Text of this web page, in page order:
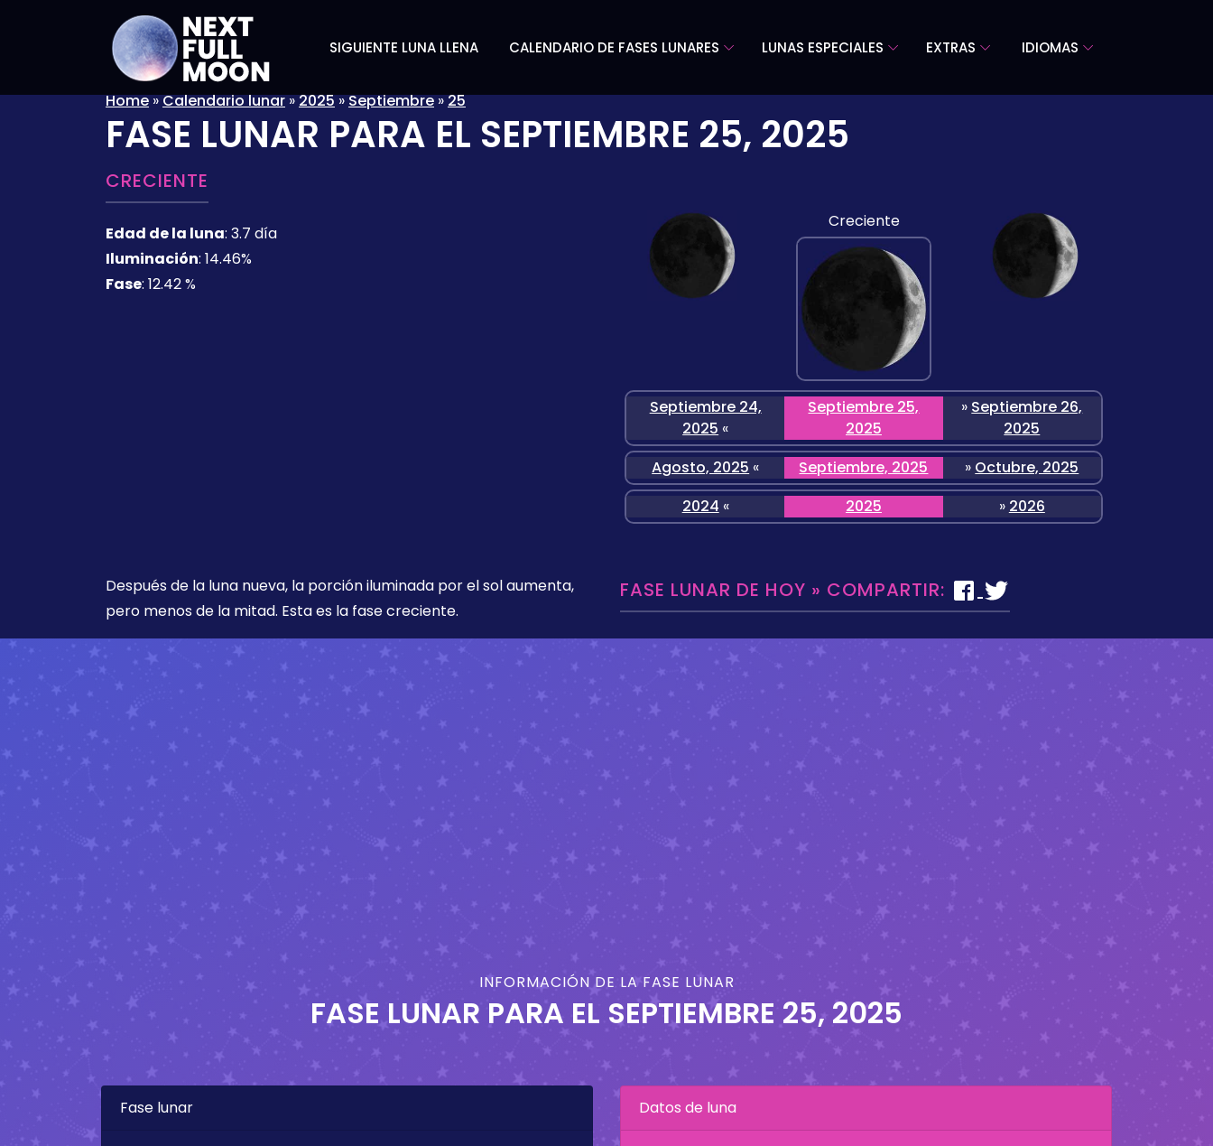
SIGUIENTE LUNA LLENA CALENDARIO DE FASES LUNARES LUNAS ESPECIALES EXTRAS IDIOMAS
Home»Calendario lunar»2025»Septiembre»25
FASE LUNAR PARA EL SEPTIEMBRE 25, 2025
CRECIENTE
Edad de la luna: 3.7 día
Iluminación: 14.46%
Fase: 12.42 %
Creciente
Septiembre 24,
2025 «
Septiembre 25,
2025
» Septiembre 26,
2025
Agosto, 2025 « Septiembre, 2025 » Octubre, 2025
2024 « 2025 » 2026
Después de la luna nueva, la porción iluminada por el sol aumenta,
pero menos de la mitad. Esta es la fase creciente.
FASE LUNAR DE HOY » COMPARTIR:
INFORMACIÓN DE LA FASE LUNAR
FASE LUNAR PARA EL SEPTIEMBRE 25, 2025
Fase lunar Datos de luna